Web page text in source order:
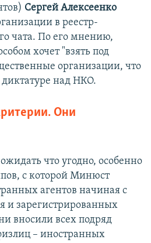
Сергей Алексеенко
в реестр-
чата. По его мнению,
хочет "взять под
организации, что
диктатуре над НКО.
Они
что угодно, особенно
с которой Минюст
агентов начиная с
и зарегистрированных
вносили всех подряд
– иностранных